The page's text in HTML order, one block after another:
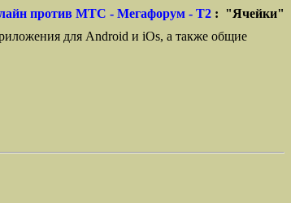
против МТС - Мегафорум - T2 : "Ячейки"
для Android и iOs, а также общие